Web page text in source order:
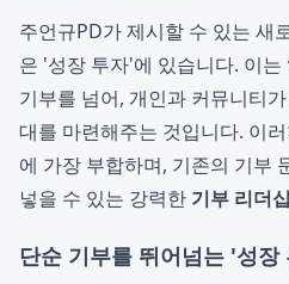
주언규PD가 제시할 수 있는 새
은 '성장 투자'에 있습니다. 이
기부를 넘어, 개인과 커뮤니티
대를 마련해주는 것입니다. 이
에 가장 부합하며, 기존의 기부
넣을 수 있는 강력한 기부 리더십
단순 기부를 뛰어넘는 '성장